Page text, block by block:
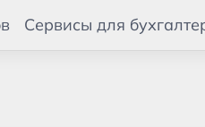
Сервисы для